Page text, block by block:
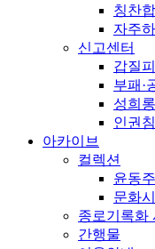
칭찬
자주
신고센터
갑질
부패·
성희
인권
아카이브
컬렉션
윤동
문화
종로기록화
간행물